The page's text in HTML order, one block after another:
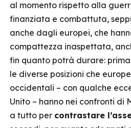
al momento rispetto alla
finanziata e combattuta,
anche dagli europei, che
compattezza inaspettata,
fin quanto potrà durare:
le diverse posizioni che
occidentali – con qualche
Unito – hanno nei confronti di
a tutto per contrastare